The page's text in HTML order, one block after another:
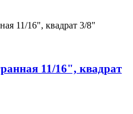
11/16", квадрат